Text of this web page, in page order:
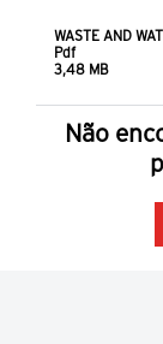
WASTE AND
Pdf
3,48 MB
Não